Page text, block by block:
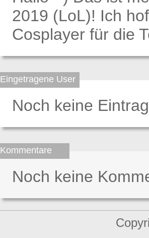
2019 (LoL)! Ich
Cosplayer für die
Eingetragene User
Noch keine
Kommentare
Noch keine